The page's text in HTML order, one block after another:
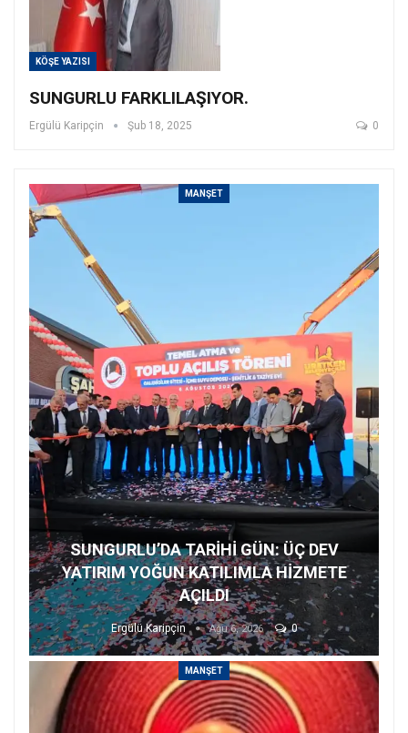
KÖŞE YAZISI
SUNGURLU FARKLILAŞIYOR.
Ergülü Karipçin Şub 18, 2025 0
MANŞET
SUNGURLU’DA TARİHİ GÜN: ÜÇ DEV
YATIRIM YOĞUN KATILIMLA HİZMETE
AÇILDI
Ergülü Karipçin Ağu 6, 2026 0
MANŞET